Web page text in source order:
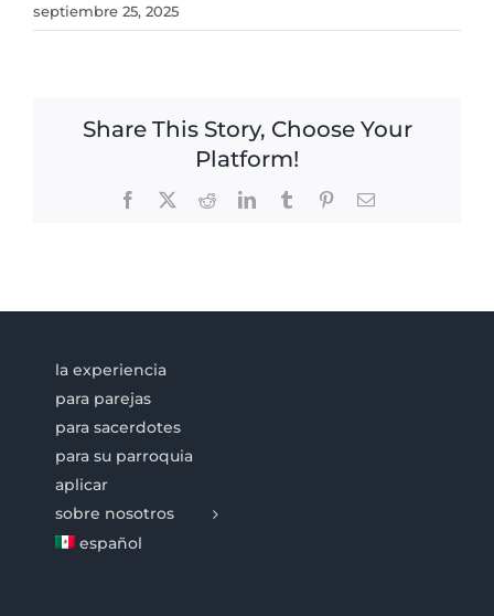
septiembre 25, 2025
Share This Story, Choose Your
Platform!
Facebook RedditLinkedInTumblr PinterestEmail
la experiencia
para parejas
para sacerdotes
para su parroquia
aplicar
sobre nosotros
español